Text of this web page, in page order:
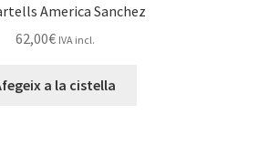
America Sanchez
62,00€ IVA incl.
a la cistella